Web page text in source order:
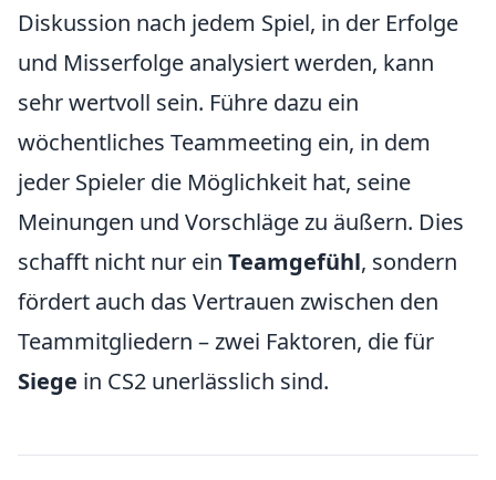
Diskussion nach jedem Spiel, in der Erfolge
und Misserfolge analysiert werden, kann
sehr wertvoll sein. Führe dazu ein
wöchentliches Teammeeting ein, in dem
jeder Spieler die Möglichkeit hat, seine
Meinungen und Vorschläge zu äußern. Dies
schafft nicht nur ein Teamgefühl, sondern
fördert auch das Vertrauen zwischen den
Teammitgliedern – zwei Faktoren, die für
Siege in CS2 unerlässlich sind.